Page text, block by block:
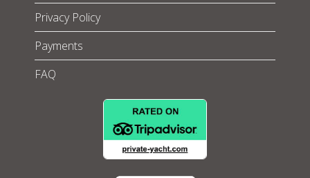
Privacy Policy
Payments
FAQ